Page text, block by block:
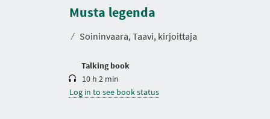
Musta legenda
⁄ Soininvaara, Taavi, kirjoittaja
Talking book
r
a
i
10 h 2 min
Log in to see book status